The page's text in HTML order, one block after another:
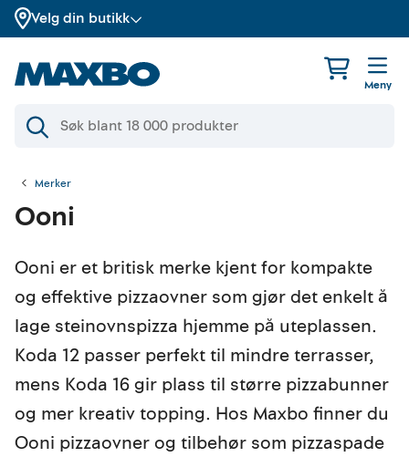
Velg din butikk
Meny
Merker
Ooni
Ooni er et britisk merke kjent for kompakte
og effektive pizzaovner som gjør det enkelt å
lage steinovnspizza hjemme på uteplassen.
Koda 12 passer perfekt til mindre terrasser,
mens Koda 16 gir plass til større pizzabunner
og mer kreativ topping. Hos Maxbo finner du
Ooni pizzaovner og tilbehør som pizzaspade